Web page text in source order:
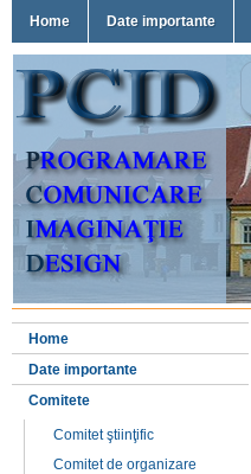
Home Date importante
Home
Date importante
Comitete
Comitet ştiinţific
Comitet de organizare